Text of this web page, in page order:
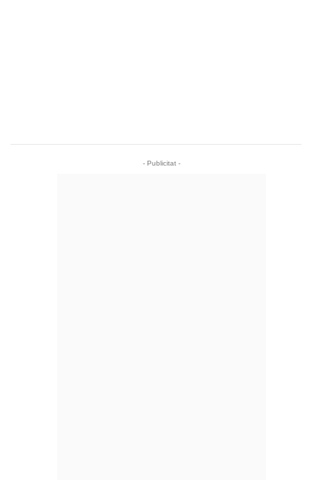
- Publicitat -